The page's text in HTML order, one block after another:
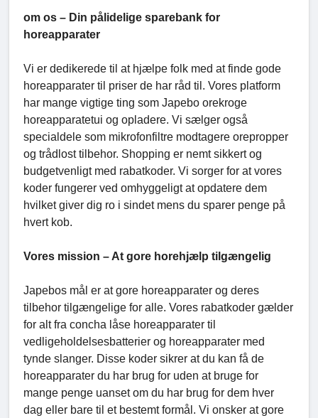
om os – Din pålidelige sparebank for
horeapparater
Vi er dedikerede til at hjælpe folk med at finde gode
horeapparater til priser de har råd til. Vores platform
har mange vigtige ting som Japebo orekroge
horeapparatetui og opladere. Vi sælger også
specialdele som mikrofonfiltre modtagere orepropper
og trådlost tilbehor. Shopping er nemt sikkert og
budgetvenligt med rabatkoder. Vi sorger for at vores
koder fungerer ved omhyggeligt at opdatere dem
hvilket giver dig ro i sindet mens du sparer penge på
hvert kob.
Vores mission – At gore horehjælp tilgængelig
Japebos mål er at gore horeapparater og deres
tilbehor tilgængelige for alle. Vores rabatkoder gælder
for alt fra concha låse horeapparater til
vedligeholdelsesbatterier og horeapparater med
tynde slanger. Disse koder sikrer at du kan få de
horeapparater du har brug for uden at bruge for
mange penge uanset om du har brug for dem hver
dag eller bare til et bestemt formål. Vi onsker at gore